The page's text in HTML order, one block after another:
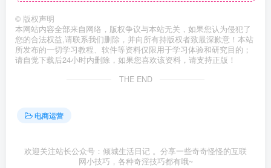
© 版权声明
本网站内容全部来自网络，版权争议与本站无关，如果您认为侵犯了
您的合法权益,请联系我们删除，并向所有持版权者致最深歉意！本站
所发布的一切学习教程、软件等资料仅限用于学习体验和研究目的；
请自觉下载后24小时内删除，如果您喜欢该资料，请支持正版！
THE END
电商运营
欢迎关注站长公众号：倾城生活日记 。分享一些奇奇怪怪的互联
网小技巧，各种奇淫技巧都有哦~